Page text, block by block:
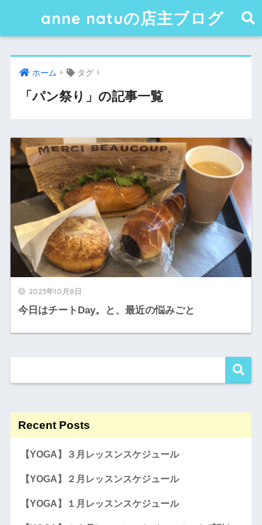
anne natuの店主ブログ
ホーム タグ
「パン祭り」の記事一覧
2023年10月8日
今日はチートDay。と、最近の悩みごと
Recent Posts
【YOGA】３月レッスンスケジュール
【YOGA】２月レッスンスケジュール
【YOGA】１月レッスンスケジュール